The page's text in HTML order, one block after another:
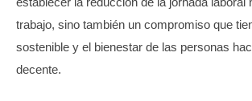
trabajo, sino también un compromiso que
sostenible y el bienestar de las personas
decente.